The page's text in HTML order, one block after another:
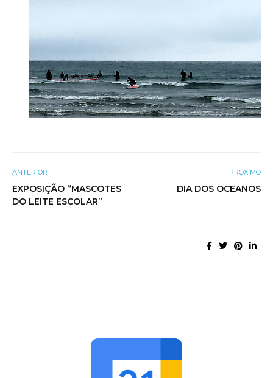
ANTERIOR
EXPOSIÇÃO “MASCOTES
DO LEITE ESCOLAR”
PRÓXIMO
DIA DOS OCEANOS